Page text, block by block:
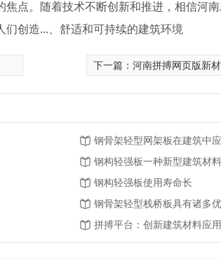
点。随着技术不断创新和推进，相信河
创造...、舒适和可持续的建筑环境
下一篇： 河南拼搏网页版新材料：
钢骨架轻型网架板在建筑中
钢构轻强板一种新型建筑材料
钢构轻强板使用寿命长
钢骨架轻型栈桥板具有诸多
拼搏平台：创新建筑材料应